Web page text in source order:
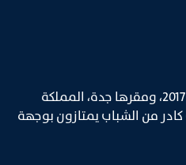
ﺗﺄﺳﺴﺖ ﺷﺮﻛﺔ Bee60 ﻓﻲ ﻋﺎم 2017، وﻣﻘﺮﻫﺎ ﺟﺪة، اﻟﻤﻤﻠﻜﺔ
ﻣﻦ اﻟﺸﺒﺎب ﻳﻤﺘﺎزون ﺑﻮﺟﻬﺔ